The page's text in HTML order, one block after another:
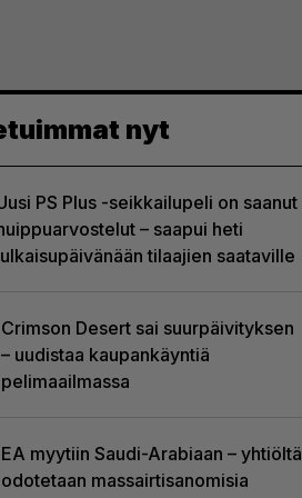
nyt
PS Plus -seikkailupeli on saanut
– saapui heti
tilaajien saataville
Crimson Desert sai suurpäivityksen
– uudistaa kaupankäyntiä
pelimaailmassa
EA myytiin Saudi-Arabiaan – yhtiöltä
odotetaan massairtisanomisia